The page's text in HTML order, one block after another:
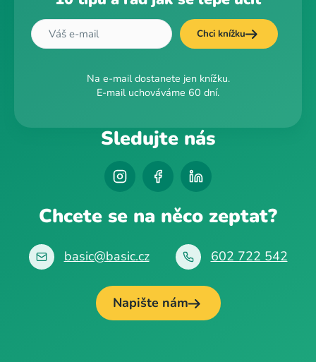
Chci knížku
Na e-mail dostanete jen knížku.
E-mail uchováváme 60 dní.
Sledujte nás
Chcete se na něco zeptat?
basic@basic.cz 602 722 542
Napište nám